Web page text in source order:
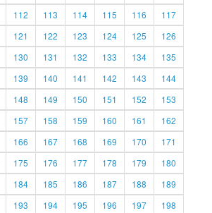
112 113 114 115 116
117
121 122 123 124 125
126
130 131 132 133 134
135
139 140 141 142 143
144
148 149 150 151 152
153
157 158 159 160 161
162
166 167 168 169 170
171
175 176 177 178 179
180
184 185 186 187 188
189
193 194 195 196 197
198